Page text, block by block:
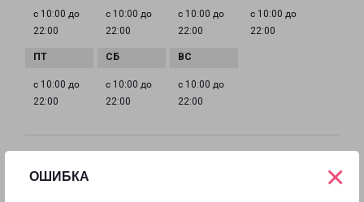
ОШИБКА ×
с 10:00 до
22:00
с 10:00 до
22:00
с 10:00 до
22:00
с 10:00 до
22:00
с 10:00 до
22:00
с 10:00 до
22:00
с 10:00 до
22:00
Московская область, улица Московская, 9